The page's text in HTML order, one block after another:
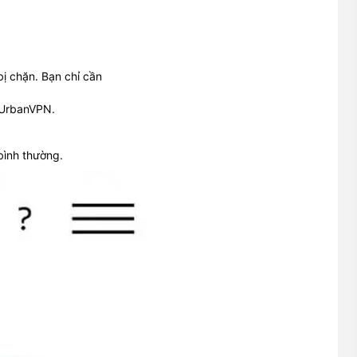
chặn. Bạn chỉ cần
thường.